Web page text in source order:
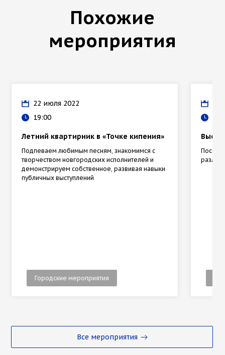
Похожие
мероприятия
Все мероприятия
22 июля 2022
19:00
Летний квартирник в «Точке кипения»
Подпеваем любимым песням, знакомимся с
творчеством новгородских исполнителей и
демонстрируем собственное, развивая навыки
публичных выступлений
Городские мероприятия